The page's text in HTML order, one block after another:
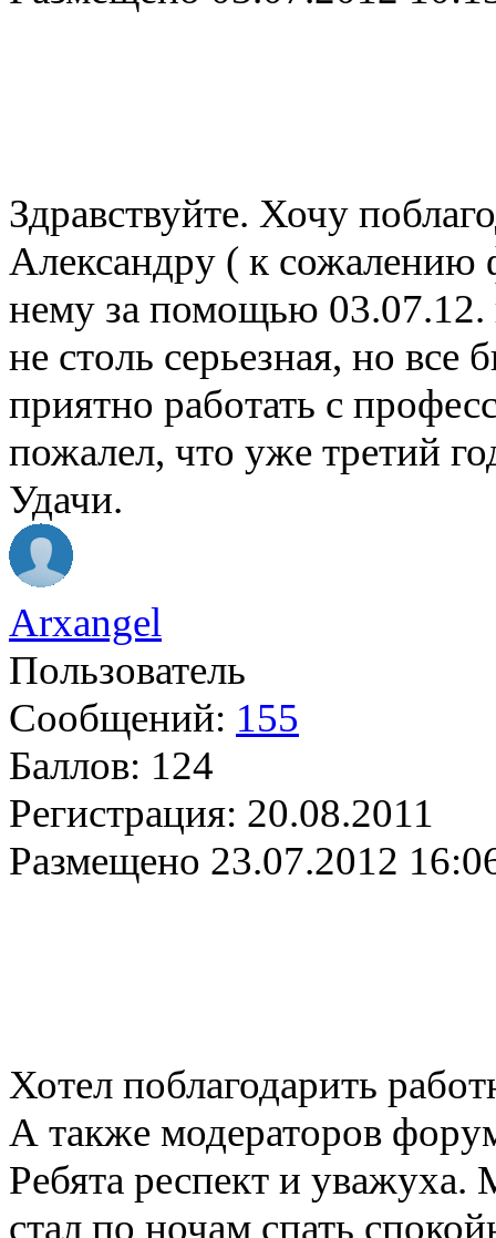
Здравствуйте. Хочу
Александру ( к
нему за помощью 03.07.12.
не столь серьезная, но все
приятно работать с
пожалел, что уже третий
Удачи.
Arxangel
Пользователь
Сообщений: 155
Баллов: 124
Регистрация: 20.08.2011
Размещено 23.07.2012
Хотел поблагодарить
А также модераторов
Ребята респект и
стал по ночам спать